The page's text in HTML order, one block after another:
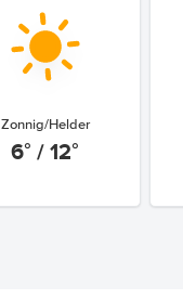
Zonnig/Helder
6° / 12°